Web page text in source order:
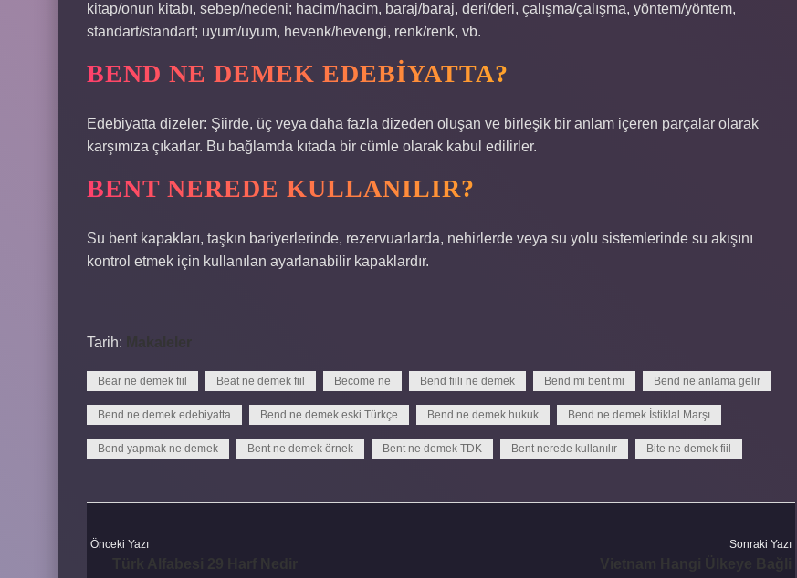
kitap/onun kitabı, sebep/nedeni; hacim/hacim, baraj/baraj, deri/deri, çalışma/çalışma, yöntem/yöntem,
standart/standart; uyum/uyum, hevenk/hevengi, renk/renk, vb.
BEND NE DEMEK EDEBIYATTA?
Edebiyatta dizeler: Şiirde, üç veya daha fazla dizeden oluşan ve birleşik bir anlam içeren parçalar olarak
karşımıza çıkarlar. Bu bağlamda kıtada bir cümle olarak kabul edilirler.
BENT NEREDE KULLANILIR?
Su bent kapakları, taşkın bariyerlerinde, rezervuarlarda, nehirlerde veya su yolu sistemlerinde su akışını
kontrol etmek için kullanılan ayarlanabilir kapaklardır.
Tarih: Makaleler
Bear ne demek fiil Beat ne demek fiil Become ne Bend fiili ne demek Bend mi bent mi Bend ne anlama gelir
Bend ne demek edebiyatta Bend ne demek eski Türkçe Bend ne demek hukuk Bend ne demek İstiklal Marşı
Bend yapmak ne demek Bent ne demek örnek Bent ne demek TDK Bent nerede kullanılır Bite ne demek fiil
Önceki Yazı Sonraki Yazı